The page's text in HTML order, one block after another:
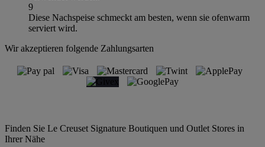
9
Diese Nachspeise schmeckt am besten, wenn sie ofenwarm
serviert wird.
Wir akzeptieren folgende Zahlungsarten
Finden Sie Le Creuset Signature Boutiquen und Outlet Stores in
Ihrer Nähe